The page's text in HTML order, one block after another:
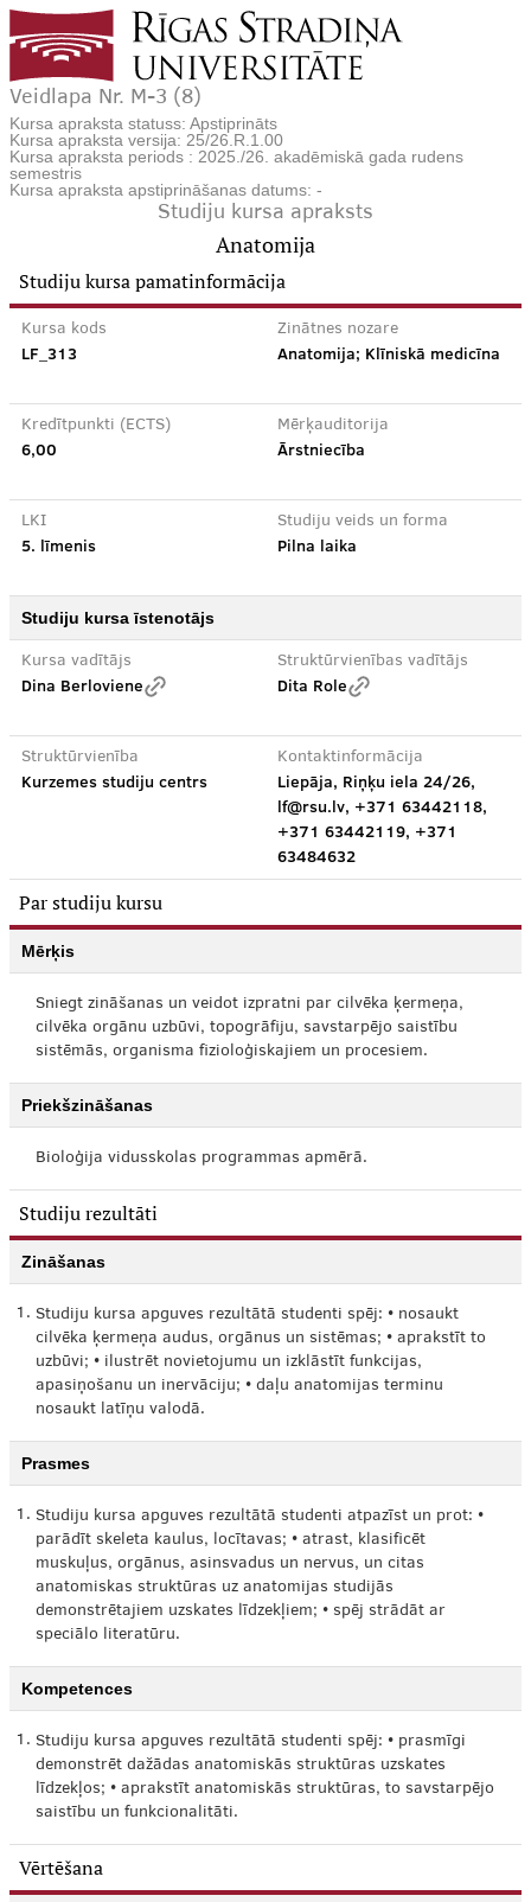
Veidlapa Nr. M-3 (8)
Kursa apraksta statuss: Apstiprināts
Kursa apraksta versija: 25/26.R.1.00
Kursa apraksta periods : 2025./26. akadēmiskā gada rudens
semestris
Kursa apraksta apstiprināšanas datums: -
Studiju kursa apraksts
Anatomija
Studiju kursa pamatinformācija
Kursa kods
LF_313
Zinātnes nozare
Anatomija; Klīniskā medicīna
Kredītpunkti (ECTS)
6,00
Mērķauditorija
Ārstniecība
LKI
5. līmenis
Studiju veids un forma
Pilna laika
Studiju kursa īstenotājs
Kursa vadītājs
Dina Berloviene
Struktūrvienības vadītājs
Dita Role
Struktūrvienība
Kurzemes studiju centrs
Kontaktinformācija
Liepāja, Riņķu iela 24/26,
lf@rsu.lv, +371 63442118,
+371 63442119, +371
63484632
Par studiju kursu
Mērķis
Sniegt zināšanas un veidot izpratni par cilvēka ķermeņa,
cilvēka orgānu uzbūvi, topogrāfiju, savstarpējo saistību
sistēmās, organisma fizioloģiskajiem un procesiem.
Priekšzināšanas
Bioloģija vidusskolas programmas apmērā.
Studiju rezultāti
Zināšanas
1. Studiju kursa apguves rezultātā studenti spēj: • nosaukt
cilvēka ķermeņa audus, orgānus un sistēmas; • aprakstīt to
uzbūvi; • ilustrēt novietojumu un izklāstīt funkcijas,
apasiņošanu un inervāciju; • daļu anatomijas terminu
nosaukt latīņu valodā.
Prasmes
1. Studiju kursa apguves rezultātā studenti atpazīst un prot: •
parādīt skeleta kaulus, locītavas; • atrast, klasificēt
muskuļus, orgānus, asinsvadus un nervus, un citas
anatomiskas struktūras uz anatomijas studijās
demonstrētajiem uzskates līdzekļiem; • spēj strādāt ar
speciālo literatūru.
Kompetences
1. Studiju kursa apguves rezultātā studenti spēj: • prasmīgi
demonstrēt dažādas anatomiskās struktūras uzskates
līdzekļos; • aprakstīt anatomiskās struktūras, to savstarpējo
saistību un funkcionalitāti.
Vērtēšana